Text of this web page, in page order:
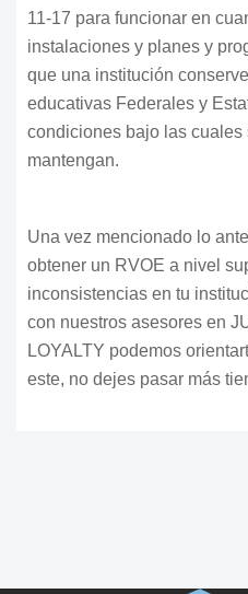
11-17 para funcionar en
instalaciones y planes y
que una institución
educativas Federales y
condiciones bajo las cuales
mantengan.
Una vez mencionado lo
obtener un RVOE a nivel
inconsistencias en tu
con nuestros asesores en
LOYALTY podemos
este, no dejes pasar más